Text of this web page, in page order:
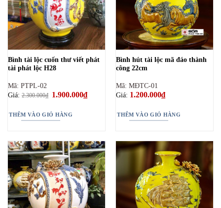
Bình tài lộc cuốn thư viết phát
tài phát lộc H28
Mã: PTPL-02
Giá:2.300.000₫ Giá
2.300.000₫.
1.900.000₫Giá
hiện
THÊM VÀO GIỎ HÀNG
Bình hút tài lộc mã đáo thành
công 22cm
Mã: MĐTC-01
Giá: 1.200.000₫
THÊM VÀO GIỎ HÀNG